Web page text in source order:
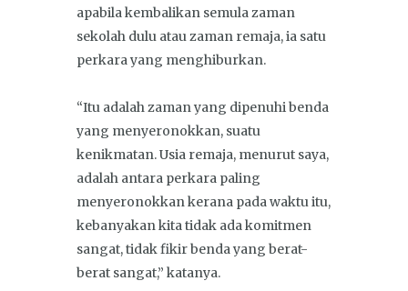
apabila kembalikan semula zaman
sekolah dulu atau zaman remaja, ia satu
perkara yang menghiburkan.
“Itu adalah zaman yang dipenuhi benda
yang menyeronokkan, suatu
kenikmatan. Usia remaja, menurut saya,
adalah antara perkara paling
menyeronokkan kerana pada waktu itu,
kebanyakan kita tidak ada komitmen
sangat, tidak fikir benda yang berat-
berat sangat,” katanya.